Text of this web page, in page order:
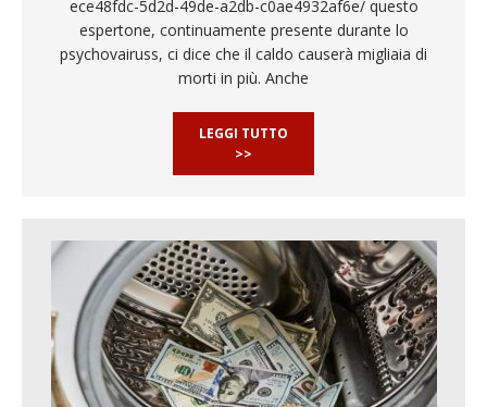
ece48fdc-5d2d-49de-a2db-c0ae4932af6e/ questo
espertone, continuamente presente durante lo
psychovairuss, ci dice che il caldo causerà migliaia di
morti in più. Anche
LEGGI TUTTO
>>